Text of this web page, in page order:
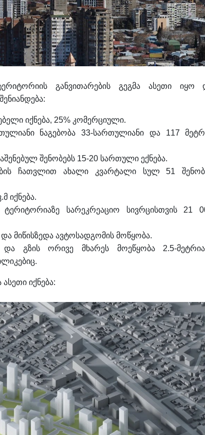
განვითარების გეგმა ასეთი იყო
იქნება, 25% კომერციული.
ნაგებობა 33-სართულიანი და 117
შენობებს 15-20 სართული ექნება.
ჩათვლით ახალი კვარტალი სულ 51
იქნება.
სარეკრეაციო სივრცისთვის 21
და მიწისზედა ავტოსადგომის მოწყობა.
გზის ორივე მხარეს მოეწყობა 2.5-
იქნება: